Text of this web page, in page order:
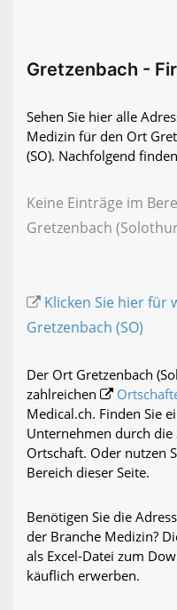
Gretzenbach -
Sehen Sie hier alle
Medizin für den Ort
(SO). Nachfolgend
Keine Einträge im
Gretzenbach
Klicken Sie hier für
Gretzenbach (SO)
Der Ort Gretzenbach
zahlreichen
Medical.ch. Finden Sie
Unternehmen durch die
Ortschaft. Oder nutzen
Bereich dieser Seite.
Benötigen Sie die
der Branche Medizin?
als Excel-Datei zum
käuflich erwerben.